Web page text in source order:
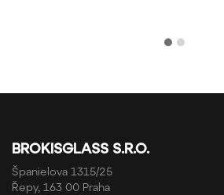
BROKISGLASS S.R.O.
Španielova 1315/25
Řepy, 163 00 Praha